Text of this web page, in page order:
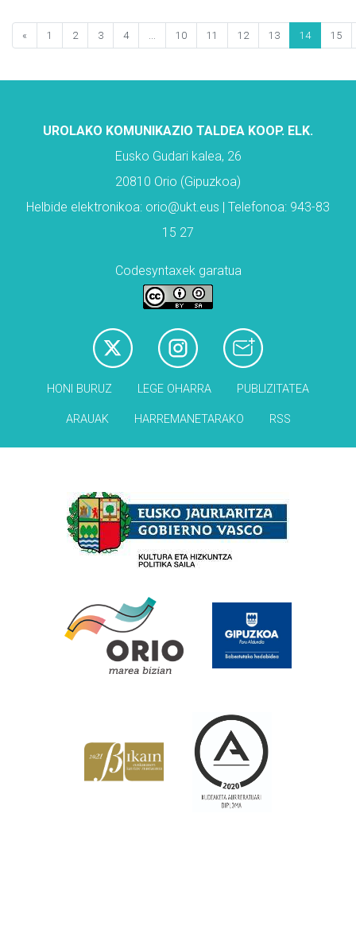
« 1 2 3 4 10 11 12 13 14 15
UROLAKO KOMUNIKAZIO TALDEA KOOP. ELK.
Eusko Gudari kalea, 26
20810 Orio (Gipuzkoa)
Helbide elektronikoa: orio@ukt.eus | Telefonoa: 943-83
15 27
Codesyntaxek garatua
HONI BURUZ LEGE OHARRA PUBLIZITATEA
ARAUAK HARREMANETARAKO RSS